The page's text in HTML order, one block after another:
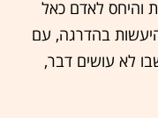
והיחס לאדם כאל
בהדרגה, עם
לא עושים דבר,